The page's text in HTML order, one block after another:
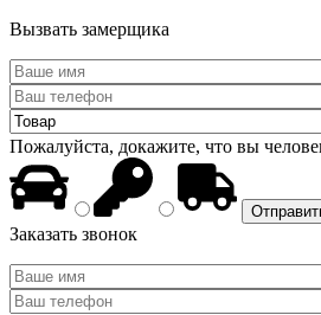
Вызвать замерщика
Пожалуйста, докажите, что вы
Заказать звонок